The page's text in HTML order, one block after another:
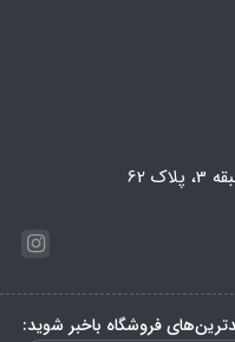
62
فروشگاه باخبر شوید: